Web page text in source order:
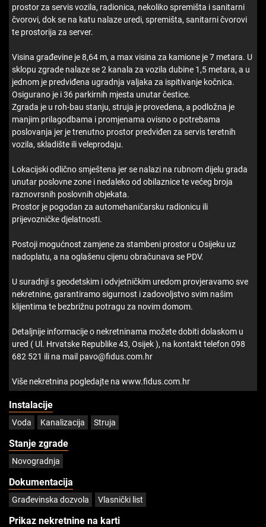
prostor za servis vozila, radionica, nekoliko spremišta i sanitarni
čvorovi, dok se na katu nalaze uredi, spremišta, sanitarni čvorovi
te prostorija za server.
Visina građevine je 8,64 m, a max visina za kamione je 7 metara. U
sklopu zgrade nalaze se 2 kanala za vozila dubine 1,5 metara, a u
jednom je predviđena ugradnja valjaka za ispitivanje kočnica.
Osigurano je i 36 parkirnih mjesta unutar čestice.
Zgrada je u roh-bau stanju, struja je provedena, a podložna je
manjim prilagodbama i promjenama ovisno o potrebama
poslovanja jer je trenutno prostor predviđen za servis teretnih
vozila, skladište ili veleprodaju.
Lokacijski odlično smještena jer se nalazi na rubnom dijelu grada
unutar poslovne zone i nedaleko od obilaznice te većeg broja
raznovrsnih poslovnih objekata.
Prostor je pogodan za automehaničarsku radionicu ili
prijevozničke djelatnosti.
Postoji mogućnost zamjene za stambeni prostor u Osijeku uz
nadoplatu, a na oglašenu cijenu obračunava se PDV.
U suradnji s geodetskim i odvjetničkim uredom provjeravamo sve
nekretnine, garantiramo sigurnost i zadovoljstvo svim našim
klijentima te bezbrižnu potragu za novim domom.
Detaljnije informacije o nekretninama možete dobiti dolaskom u
ured ( Ul. Hrvatske Republike 43, Osijek ), na kontakt telefon 098
682 521 ili na mail pavo@fidus.com.hr
Više nekretnina pogledajte na www.fidus.com.hr
Instalacije
Voda Kanalizacija Struja
Stanje zgrade
Novogradnja
Dokumentacija
Građevinska dozvola Vlasnički list
Prikaz nekretnine na karti